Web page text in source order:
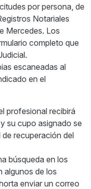
por persona, de
Notariales
Mercedes. Los
completo que
escaneadas al
en el
profesional recibirá
su cupo asignado se
recuperación del
búsqueda en los
algunos de los
enviar un correo